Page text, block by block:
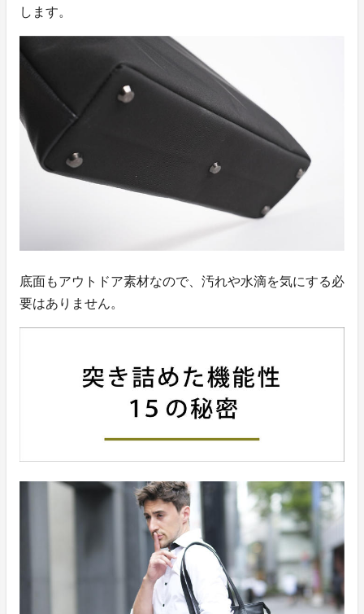
します。
底面もアウトドア素材なので、汚れや水滴を気にする必
要はありません。